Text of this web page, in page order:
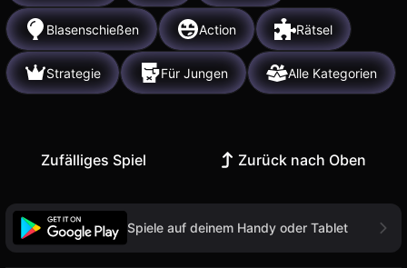
Blasenschießen Action Rätsel
Strategie Für Jungen Alle Kategorien
Zufälliges Spiel Zurück nach Oben
Spiele auf deinem Handy oder Tablet